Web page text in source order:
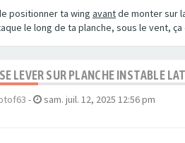
positionner ta wing avantde monter sur
le long de ta planche, sous le vent,
LEVER SUR PLANCHE INSTABLE
- sam. juil. 12, 2025 12:56 pm